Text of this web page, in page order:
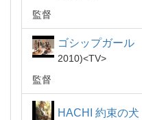
監督
ゴシップガール
2010
TV
監督
HACHI 約束の犬